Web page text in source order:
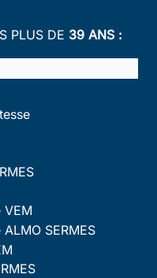
PLUS DE 39 ANS :
SERMES